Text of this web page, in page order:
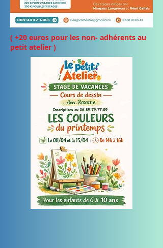
( +20 euros pour les non- adhérents au
petit atelier )